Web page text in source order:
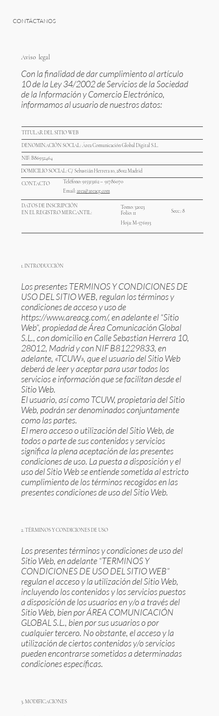
CONTÁCTANOS
Aviso legal
Con la finalidad de dar cumplimiento al artículo
10 de la Ley 34/2002 de Servicios de la Sociedad
de la Información y Comercio Electrónico,
informamos al usuario de nuestros datos:
TITULAR DEL SITIO WEB
DENOMINACIÓN SOCIAL: Área Comunicación Global Digital S.L.
NIF: B86932464
DOMICILIO SOCIAL: C/ Sebastián Herrera 10, 28012 Madrid
CONTACTO
Teléfono: 915313162 – 91786070
Email:area@areacg.com
Tomo: 32023
DATOS DE INSCRIPCIÓN
EN EL REGISTRO MERCANTIL:
Folio: 11
Secc.: 8
Hoja: M-576193
1. INTRODUCCIÓN
Los presentes TERMINOS Y CONDICIONES DE
USO DEL SITIO WEB, regulan los términos y
condiciones de acceso y uso de
https://www.areacg.com/,en adelante el “Sitio
Web”, propiedad de Área Comunicación Global
S.L., con domicilio en Calle Sebastian Herrera 10,
28012, Madrid y con NIF B81229833, en
adelante, «TCUW», que el usuario del Sitio Web
deberá de leer y aceptar para usar todos los
servicios e información que se facilitan desde el
Sitio Web.
El usuario, así como TCUW, propietaria del Sitio
Web, podrán ser denominados conjuntamente
como las partes.
El mero acceso o utilización del Sitio Web, de
todos o parte de sus contenidos y servicios
significa la plena aceptación de las presentes
condiciones de uso. La puesta a disposición y el
uso del Sitio Web se entiende sometida al estricto
cumplimiento de los términos recogidos en las
presentes condiciones de uso del Sitio Web.
2. TÉRMINOS Y CONDICIONES DE USO
Los presentes términos y condiciones de uso del
Sitio Web, en adelante “TERMINOS Y
CONDICIONES DE USO DEL SITIO WEB”
regulan el acceso y la utilización del Sitio Web,
incluyendo los contenidos y los servicios puestos
a disposición de los usuarios en y/o a través del
Sitio Web, bien por ÁREA COMUNICACIÓN
GLOBAL S.L., bien por sus usuarios o por
cualquier tercero. No obstante, el acceso y la
utilización de ciertos contenidos y/o servicios
pueden encontrarse sometidos a determinadas
condiciones específicas.
3. MODIFICACIONES